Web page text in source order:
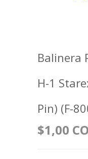
Balinera
H-1
Pin) (F-
$1,00